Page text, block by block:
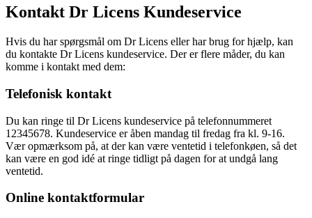
Kontakt Dr Licens Kundeservice
Hvis du har spørgsmål om Dr Licens eller har brug for hjælp, kan
du kontakte Dr Licens kundeservice. Der er flere måder, du kan
komme i kontakt med dem:
Telefonisk kontakt
Du kan ringe til Dr Licens kundeservice på telefonnummeret
12345678. Kundeservice er åben mandag til fredag ​​fra kl. 9-16.
Vær opmærksom på, at der kan være ventetid i telefonkøen, så det
kan være en god idé at ringe tidligt på dagen for at undgå lang
ventetid.
Online kontaktformular